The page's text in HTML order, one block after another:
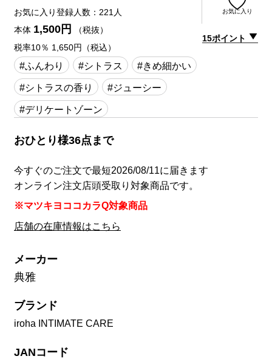
お気に入り登録人数：221人
お気に入り
本体 1,500円
（税抜）
税率10％ 1,650円（税込）
15ポイント
#ふんわり #シトラス
#きめ細かい
#シトラスの香り
#ジューシー
#デリケートゾーン
おひとり様36点まで
今すぐのご注文で最短2026/08/11に届きます
オンライン注文店頭受取り対象商品です。
※マツキヨココカラQ対象商品
店舗の在庫情報はこちら
メーカー
典雅
ブランド
iroha INTIMATE CARE
JANコード